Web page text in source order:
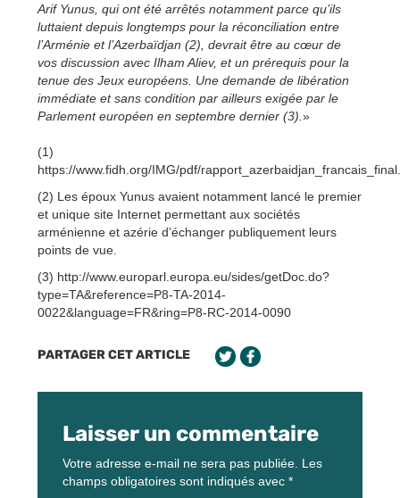
Arif Yunus, qui ont été arrêtés notamment parce qu’ils
luttaient depuis longtemps pour la réconciliation entre
l’Arménie et l’Azerbaïdjan (2), devrait être au cœur de
vos discussion avec Ilham Aliev, et un prérequis pour la
tenue des Jeux européens. Une demande de libération
immédiate et sans condition par ailleurs exigée par le
Parlement européen en septembre dernier (3). »
(1)
https://www.fidh.org/IMG/pdf/
(2) Les époux Yunus avaient notamment lancé le premier
et unique site Internet permettant aux sociétés
arménienne et azérie d’échanger publiquement leurs
points de vue.
(3) http://www.europarl.europa.eu/sides/getDoc.do?
type=TA&reference=P8-TA-2014-
0022&language=FR&ring=P8-RC-2014-0090
PARTAGER CET ARTICLE
Laisser un commentaire
Votre adresse e-mail ne sera pas publiée. Les
champs obligatoires sont indiqués avec *